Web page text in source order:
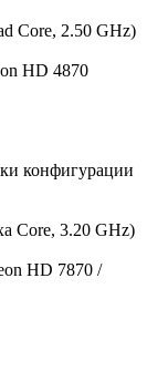
Core, 2.50 GHz)
HD 4870
конфигурации
Core, 3.20 GHz)
HD 7870 /